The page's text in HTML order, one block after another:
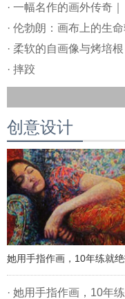
· 一幅名作的画外传奇
· 伦勃朗：画布上的生命
· 柔软的自画像与烤培根
· 摔跤
创意设计